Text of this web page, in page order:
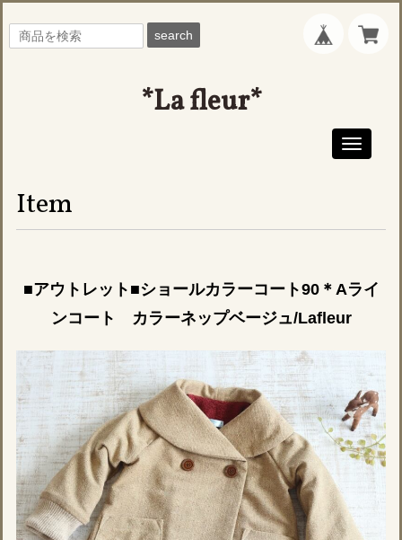
search
*La fleur*
Toggle
Item
■アウトレット■ショールカラーコート90＊Aライ
ンコート カラーネップベージュ/Lafleur